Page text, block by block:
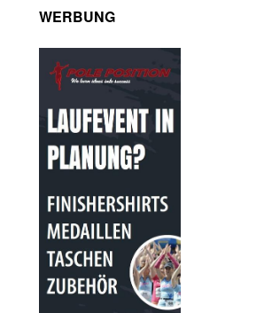
WERBUNG